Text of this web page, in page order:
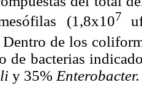
(1,8x107
de los
de bacterias
y 35% Enterobacter.